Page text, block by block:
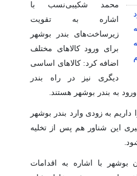
محمد شکیبی‌نسب با
اشاره به تقویت
زیرساخت‌های بندر بوشهر
برای ورود کالاهای مختلف
اضافه کرد: کالاهای اساسی
دیگری نیز در راه بندر
به بندر بوشهر هستند.
به زودی وارد بندر بوشهر
این شناور هم پس از تخلیه
بوشهر با اشاره به اقدامات